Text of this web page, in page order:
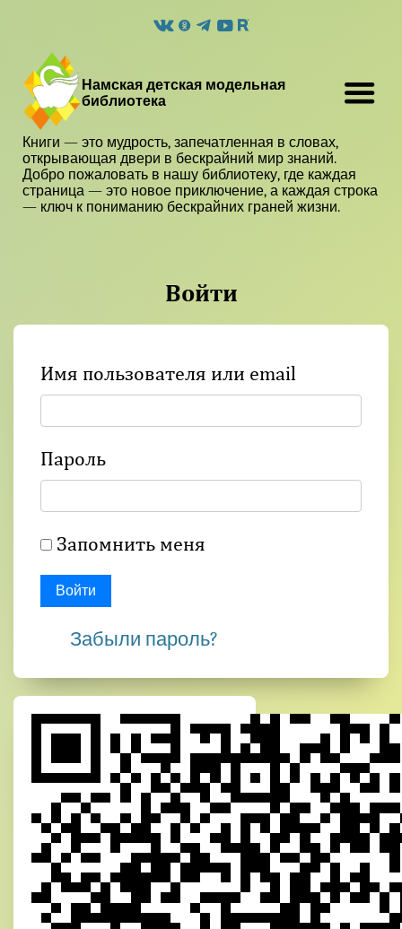
Намская детская модельная
библиотека
Книги — это мудрость, запечатленная в словах,
открывающая двери в бескрайний мир знаний.
Добро пожаловать в нашу библиотеку, где каждая
страница — это новое приключение, а каждая строка
— ключ к пониманию бескрайних граней жизни.
Войти
Имя пользователя или email
Пароль
Запомнить меня
Войти
Забыли пароль?